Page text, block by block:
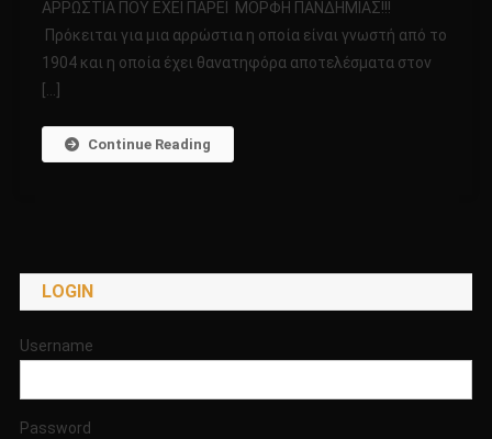
(CHAGAS)!!!
ΕΙΝΑΙ
ΜΙΑ
ΑΡΡΩΣΤΙΑ
ΠΟΥ
ΑΡΡΩΣΤΙΑ ΠΟΥ ΕΧΕΙ ΠΑΡΕΙ ΜΟΡΦΗ ΠΑΝΔΗΜΙΑΣ!!!
Πρόκειται για μια αρρώστια η οποία είναι γνωστή από το
1904 και η οποία έχει θανατηφόρα αποτελέσματα στον
Continue Reading
LOGIN
Username
Password